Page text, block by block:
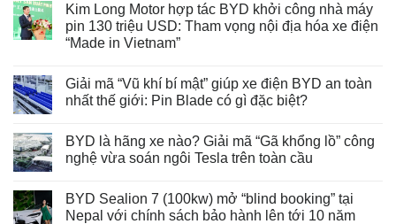
Kim Long Motor hợp tác BYD khởi công nhà máy
pin 130 triệu USD: Tham vọng nội địa hóa xe điện
“Made in Vietnam”
Giải mã “Vũ khí bí mật” giúp xe điện BYD an toàn
nhất thế giới: Pin Blade có gì đặc biệt?
BYD là hãng xe nào? Giải mã “Gã khổng lồ” công
nghệ vừa soán ngôi Tesla trên toàn cầu
BYD Sealion 7 (100kw) mở “blind booking” tại
Nepal với chính sách bảo hành lên tới 10 năm